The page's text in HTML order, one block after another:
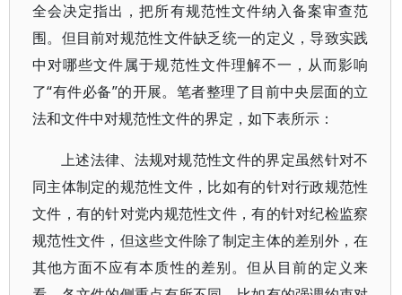
全会决定指出，把所有规范性文件纳入备案审查范
围。但目前对规范性文件缺乏统一的定义，导致实践
中对哪些文件属于规范性文件理解不一，从而影响
了“有件必备”的开展。笔者整理了目前中央层面的立
法和文件中对规范性文件的界定，如下表所示：
上述法律、法规对规范性文件的界定虽然针对不
同主体制定的规范性文件，比如有的针对行政规范性
文件，有的针对党内规范性文件，有的针对纪检监察
规范性文件，但这些文件除了制定主体的差别外，在
其他方面不应有本质性的差别。但从目前的定义来